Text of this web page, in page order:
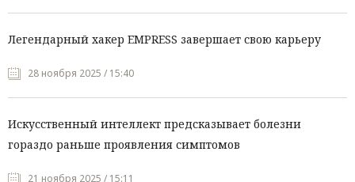
Легендарный хакер EMPRESS завершает свою карьеру
28 ноября 2025 / 15:40
Искусственный интеллект предсказывает болезни
гораздо раньше проявления симптомов
21 ноября 2025 / 15:11